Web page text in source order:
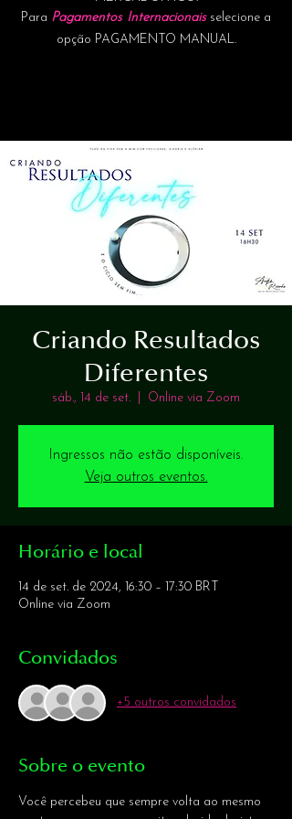
Para Pagamentos Internacionais selecione a
opção PAGAMENTO MANUAL.
Criando Resultados
Diferentes
sáb., 14 de set. Online via Zoom
Ingressos não estão disponíveis.
Veja outros eventos.
Horário e local
14 de set. de 2024, 16:30 – 17:30 BRT
Online via Zoom
Convidados
+5 outros convidados
Sobre o evento
Você percebeu que sempre volta ao mesmo